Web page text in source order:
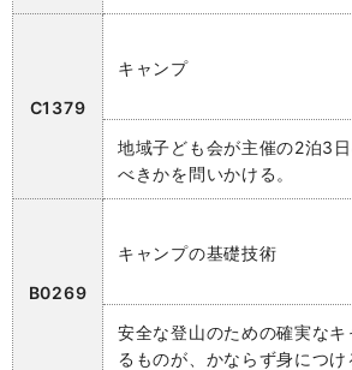
C1379
キャンプ
地域子ども会が主催の2泊3
べきかを問いかける。
B0269
キャンプの基礎技術
安全な登山のための確実な
るものが、かならず身につ